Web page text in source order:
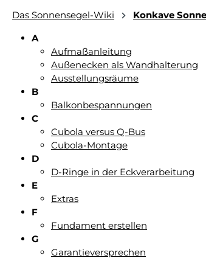
Das Sonnensegel-Wiki
Konkave
A
Aufmaßanleitung
Außenecken als Wandhalterung
Ausstellungsräume
B
Balkonbespannungen
C
Cubola versus Q-Bus
Cubola-Montage
D
D-Ringe in der Eckverarbeitung
E
Extras
F
Fundament erstellen
G
Garantieversprechen